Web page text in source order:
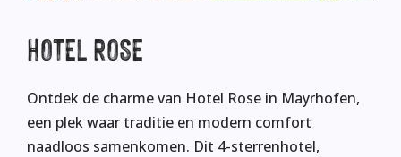
HOTEL ROSE
Ontdek de charme van Hotel Rose in Mayrhofen,
een plek waar traditie en modern comfort
naadloos samenkomen. Dit 4-sterrenhotel,